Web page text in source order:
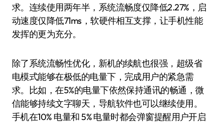
求。连续使用两年半，系统流畅度仅降低2.27%，启
动速度仅降低71ms，软硬件相互支撑，让手机性能
发挥的更为充分。
除了系统流畅性优化，新机的续航也很强，超级省
电模式能够在极低的电量下，完成用户的紧急需
求。比如，在5%的电量下依然保持通讯的畅通，微
信能够持续文字聊天，导航软件也可以继续使用。
手机在10% 电量和 5% 电量时都会弹窗提醒用户开启